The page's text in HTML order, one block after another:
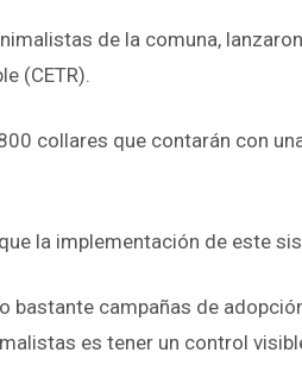
de la comuna,
(CETR).
collares que contarán con
la implementación de este
bastante campañas de
es tener un control